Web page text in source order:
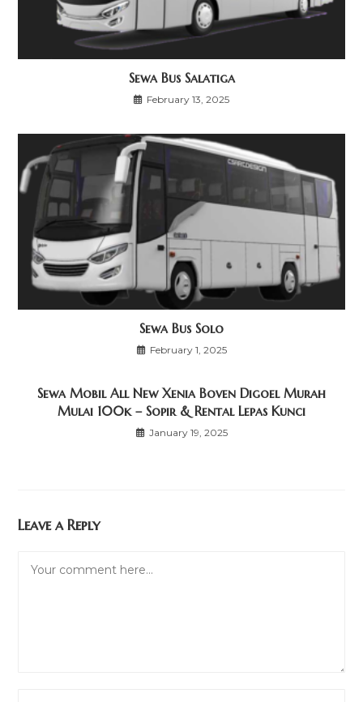
Sewa Bus Salatiga
February 13, 2025
Sewa Bus Solo
February 1, 2025
Sewa Mobil All New Xenia Boven Digoel Murah
Mulai 100k – Sopir & Rental Lepas Kunci
January 19, 2025
Leave a Reply